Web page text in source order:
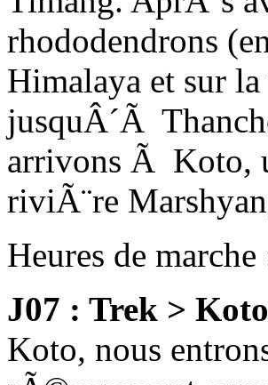
rhododendrons
Himalaya et sur
jusquÂ´Ã
arrivons Ã Koto,
riviÃ¨re
Heures de
J07 : Trek >
Koto, nous